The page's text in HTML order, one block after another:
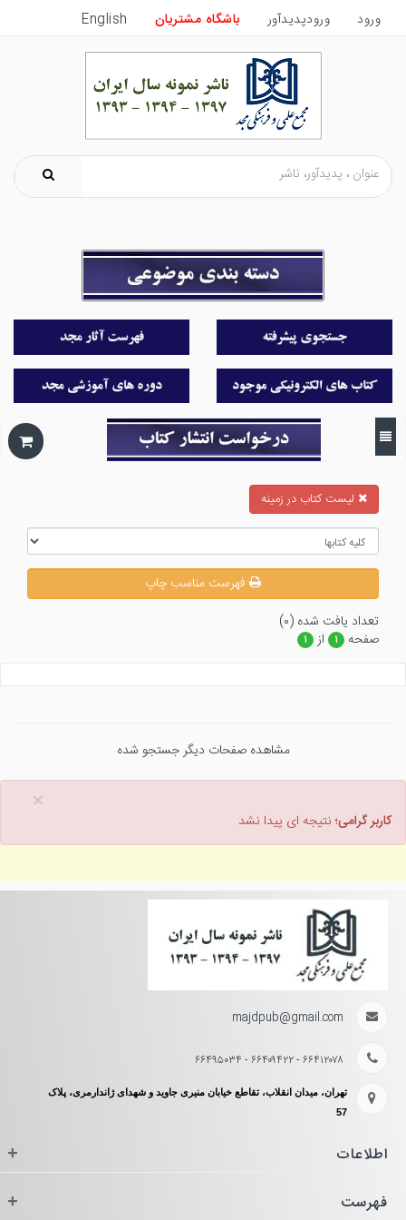
ورود ورودپدیدآور باشگاه مشتریان English
ليست كتاب در زمينه
فهرست مناسب چاپ
تعداد يافت شده (۰)
صفحه
۱ از ۱
مشاهده صفحات دیگر جستجو شده
×
کاربر گرامی؛ نتیجه ای پیدا نشد
majdpub@gmail.com
۶۶۴۱۲۰۷۸ - ۶۶۴۰۹۴۲۲ - ۶۶۴۹۵۰۳۴
تهران، میدان انقلاب، تقاطع خیابان منیری جاوید و شهدای ژاندارمری، پلاک
57
اطلاعات +
فهرست +